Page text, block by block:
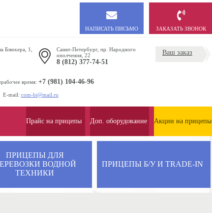
ЗАКАЗАТЬ ЗВОНОК
НАПИСАТЬ ПИСЬМО
Блюхера, 1,
Санкт-Петербург, пр. Народного
ополчения, 22
8 (812) 377-74-51
Ваш заказ
время: +7 (981) 104-46-96
E-mail: com-bi@mail.ru
Прайс на прицепы Доп. оборудование Акции на прицепы
ПРИЦЕПЫ ДЛЯ
ВОДНОЙ
ТЕХНИКИ
ПРИЦЕПЫ Б/У И TRADE-IN